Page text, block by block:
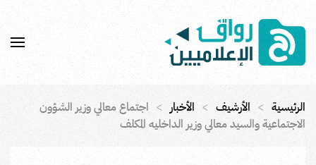
Skip to main content
الرئيسية الأرشيف الأخبار
اجتماع معالي وزير الشؤون
الاجتماعية والسيد معالي وزير الداخليه المكلف